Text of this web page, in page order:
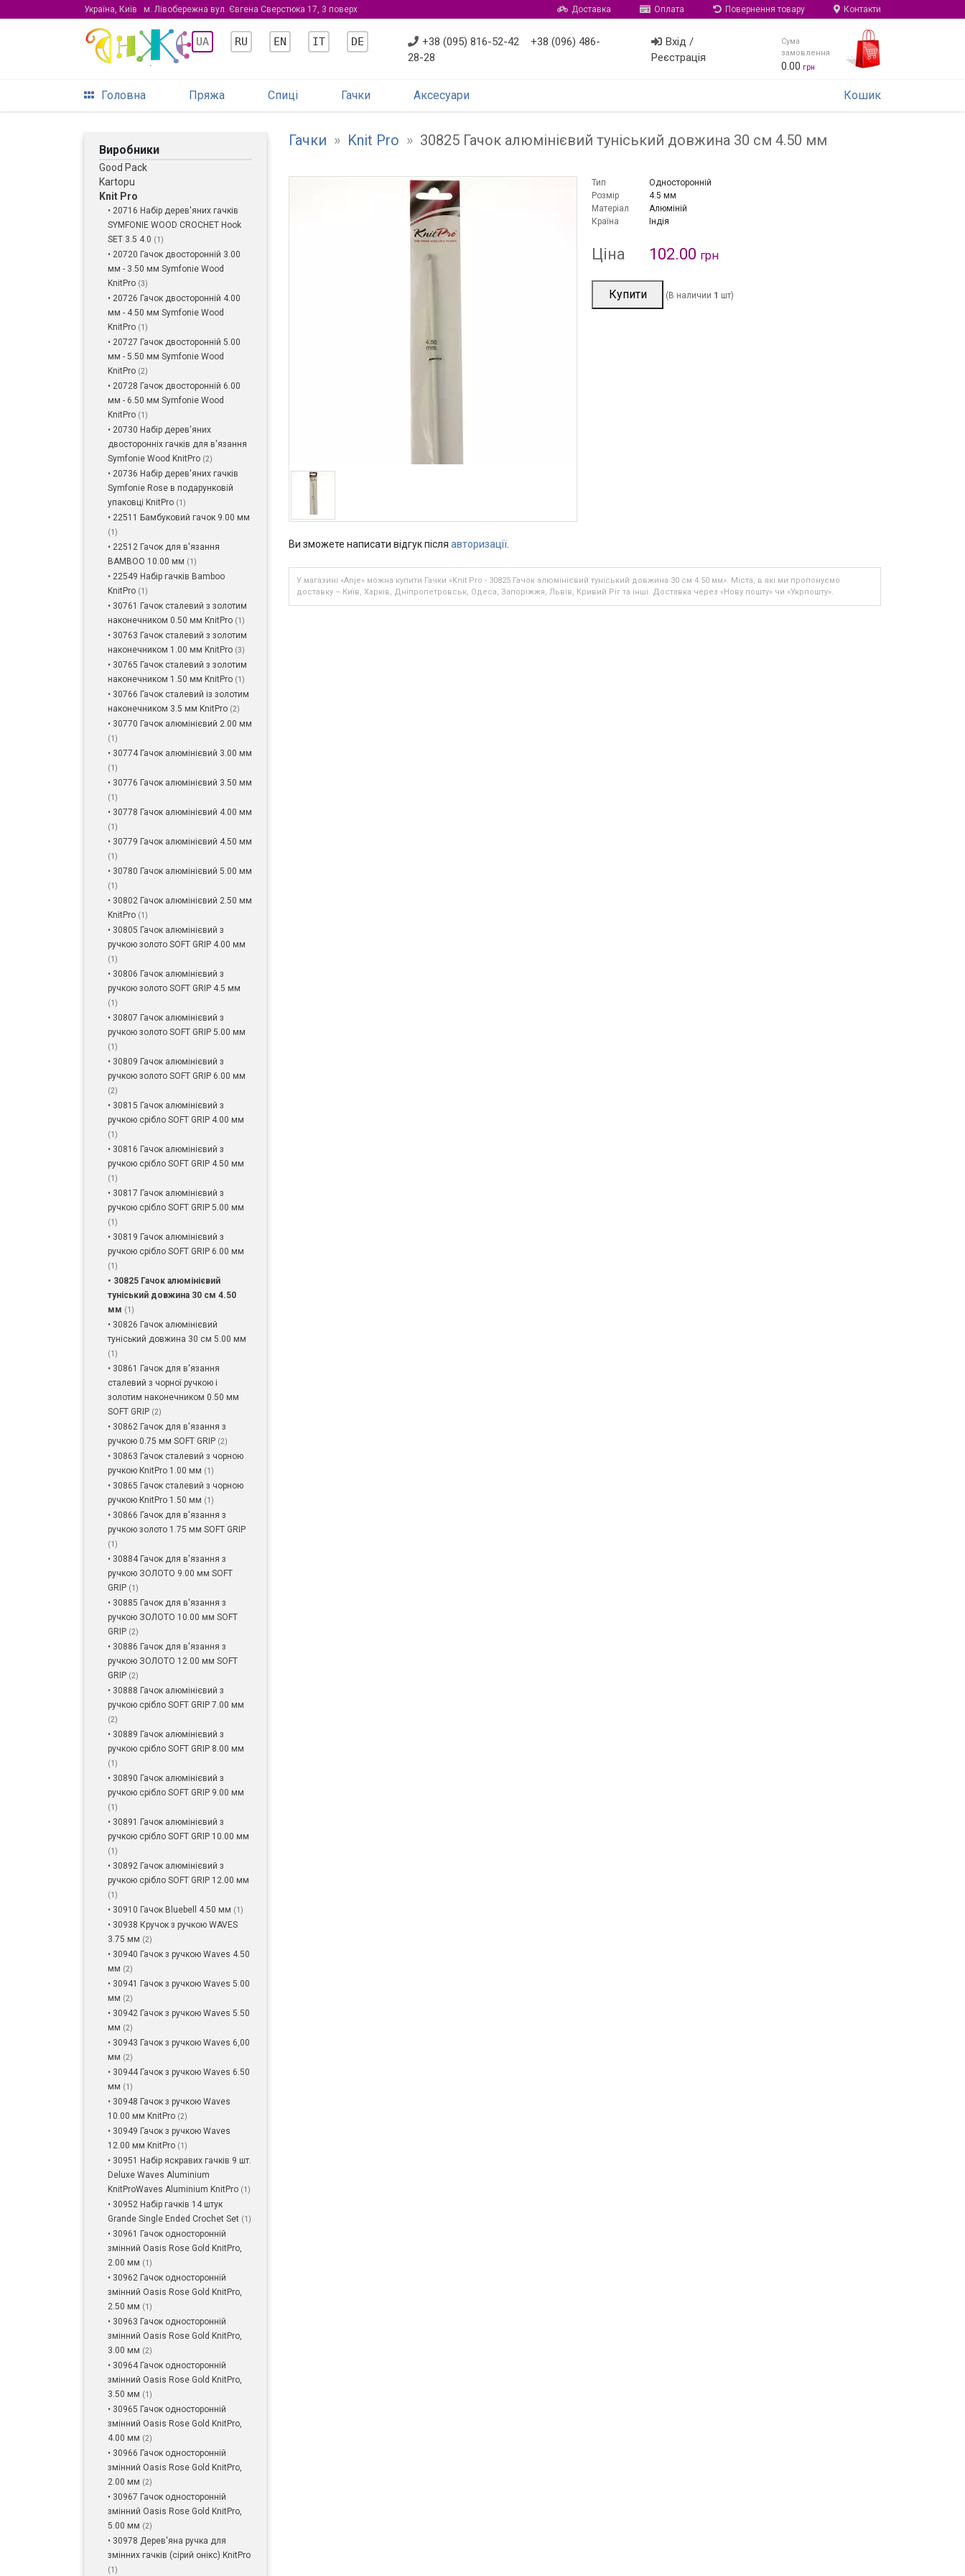
Україна, Київ м. Лівобережна вул. Євгена Сверстюка 17, 3 поверх Доставка Оплата Повернення товару Контакти
UA RU EN IT DE +38 (095) 816-52-42
+38 (096) 486-
28-28
Вхід /
Реєстрація
Сума
замовлення
0.00 грн
Головна Пряжа Спиці Гачки Аксесуари Кошик
Виробники
Good Pack
Kartopu
Knit Pro
• 20716 Набір дерев'яних гачків
SYMFONIE WOOD CROCHET Hook
SET 3.5 4.0 (1)
• 20720 Гачок двосторонній 3.00
мм - 3.50 мм Symfonie Wood
KnitPro (3)
• 20726 Гачок двосторонній 4.00
мм - 4.50 мм Symfonie Wood
KnitPro (1)
• 20727 Гачок двосторонній 5.00
мм - 5.50 мм Symfonie Wood
KnitPro (2)
• 20728 Гачок двосторонній 6.00
мм - 6.50 мм Symfonie Wood
KnitPro (1)
• 20730 Набір дерев'яних
двосторонніх гачків для в'язання
Symfonie Wood KnitPro (2)
• 20736 Набір дерев'яних гачків
Symfonie Rose в подарунковій
упаковці KnitPro (1)
• 22511 Бамбуковий гачок 9.00 мм
(1)
• 22512 Гачок для в'язання
BAMBOO 10.00 мм (1)
• 22549 Набір гачків Bamboo
KnitPro (1)
• 30761 Гачок сталевий з золотим
наконечником 0.50 мм KnitPro (1)
• 30763 Гачок сталевий з золотим
наконечником 1.00 мм KnitPro (3)
• 30765 Гачок сталевий з золотим
наконечником 1.50 мм KnitPro (1)
• 30766 Гачок сталевий із золотим
наконечником 3.5 мм KnitPro (2)
• 30770 Гачок алюмінієвий 2.00 мм
(1)
• 30774 Гачок алюмінієвий 3.00 мм
(1)
• 30776 Гачок алюмінієвий 3.50 мм
(1)
• 30778 Гачок алюмінієвий 4.00 мм
(1)
• 30779 Гачок алюмінієвий 4.50 мм
(1)
• 30780 Гачок алюмінієвий 5.00 мм
(1)
• 30802 Гачок алюмінієвий 2.50 мм
KnitPro (1)
• 30805 Гачок алюмінієвий з
ручкою золото SOFT GRIP 4.00 мм
(1)
• 30806 Гачок алюмінієвий з
ручкою золото SOFT GRIP 4.5 мм
(1)
• 30807 Гачок алюмінієвий з
ручкою золото SOFT GRIP 5.00 мм
(1)
• 30809 Гачок алюмінієвий з
ручкою золото SOFT GRIP 6.00 мм
(2)
• 30815 Гачок алюмінієвий з
ручкою срібло SOFT GRIP 4.00 мм
(1)
• 30816 Гачок алюмінієвий з
ручкою срібло SOFT GRIP 4.50 мм
(1)
• 30817 Гачок алюмінієвий з
ручкою срібло SOFT GRIP 5.00 мм
(1)
• 30819 Гачок алюмінієвий з
ручкою срібло SOFT GRIP 6.00 мм
(1)
• 30825 Гачок алюмінієвий
туніський довжина 30 см 4.50
мм (1)
• 30826 Гачок алюмінієвий
туніський довжина 30 см 5.00 мм
(1)
• 30861 Гачок для в'язання
сталевий з чорної ручкою і
золотим наконечником 0.50 мм
SOFT GRIP (2)
• 30862 Гачок для в'язання з
ручкою 0.75 мм SOFT GRIP (2)
• 30863 Гачок сталевий з чорною
ручкою KnitPro 1.00 мм (1)
• 30865 Гачок сталевий з чорною
ручкою KnitPro 1.50 мм (1)
• 30866 Гачок для в'язання з
ручкою золото 1.75 мм SOFT GRIP
(1)
• 30884 Гачок для в'язання з
ручкою ЗОЛОТО 9.00 мм SOFT
GRIP (1)
• 30885 Гачок для в'язання з
ручкою ЗОЛОТО 10.00 мм SOFT
GRIP (2)
• 30886 Гачок для в'язання з
ручкою ЗОЛОТО 12.00 мм SOFT
GRIP (2)
• 30888 Гачок алюмінієвий з
ручкою срібло SOFT GRIP 7.00 мм
(2)
• 30889 Гачок алюмінієвий з
ручкою срібло SOFT GRIP 8.00 мм
(1)
• 30890 Гачок алюмінієвий з
ручкою срібло SOFT GRIP 9.00 мм
(1)
• 30891 Гачок алюмінієвий з
ручкою срібло SOFT GRIP 10.00 мм
(1)
• 30892 Гачок алюмінієвий з
ручкою срібло SOFT GRIP 12.00 мм
(1)
• 30910 Гачок Bluebell 4.50 мм (1)
• 30938 Кручок з ручкою WAVES
3.75 мм (2)
• 30940 Гачок з ручкою Waves 4.50
мм (2)
• 30941 Гачок з ручкою Waves 5.00
мм (2)
• 30942 Гачок з ручкою Waves 5.50
мм (2)
• 30943 Гачок з ручкою Waves 6,00
мм (2)
• 30944 Гачок з ручкою Waves 6.50
мм (1)
• 30948 Гачок з ручкою Waves
10.00 мм KnitPro (2)
• 30949 Гачок з ручкою Waves
12.00 мм KnitPro (1)
• 30951 Набір яскравих гачків 9 шт.
Deluxe Waves Aluminium
KnitProWaves Aluminium KnitPro (1)
• 30952 Набір гачків 14 штук
Grande Single Ended Crochet Set (1)
• 30961 Гачок односторонній
змінний Oasis Rose Gold KnitPro,
2.00 мм (1)
• 30962 Гачок односторонній
змінний Oasis Rose Gold KnitPro,
2.50 мм (1)
• 30963 Гачок односторонній
змінний Oasis Rose Gold KnitPro,
3.00 мм (2)
• 30964 Гачок односторонній
змінний Oasis Rose Gold KnitPro,
3.50 мм (1)
• 30965 Гачок односторонній
змінний Oasis Rose Gold KnitPro,
4.00 мм (2)
• 30966 Гачок односторонній
змінний Oasis Rose Gold KnitPro,
2.00 мм (2)
• 30967 Гачок односторонній
змінний Oasis Rose Gold KnitPro,
5.00 мм (2)
• 30978 Дерев'яна ручка для
змінних гачків (сірий онікс) KnitPro
(1)
Гачки » Knit Pro » 30825 Гачок алюмінієвий туніський довжина 30 см 4.50 мм
Тип
Односторонній
Розмір
4.5 мм
Матеріал
Алюміній
Країна
Індія
Ціна 102.00 грн
Купити (В наличии 1 шт)
Ви зможете написати відгук після авторизації
У магазині «Anje» можна купити Гачки «Knit Pro - 30825 Гачок алюмінієвий туніський довжина 30 см 4.50 мм». Міста, в які ми пропонуємо
доставку – Київ, Харків, Дніпропетровськ, Одеса, Запоріжжя, Львів, Кривий Ріг та інші. Доставка через «Нову пошту» чи «Укрпошту».